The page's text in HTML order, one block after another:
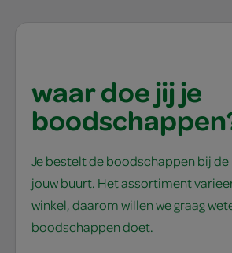
waar doe jij je
Je bestelt de boodschappen bij de
jouw buurt. Het assortiment
winkel, daarom willen we graag
boodschappen doet.